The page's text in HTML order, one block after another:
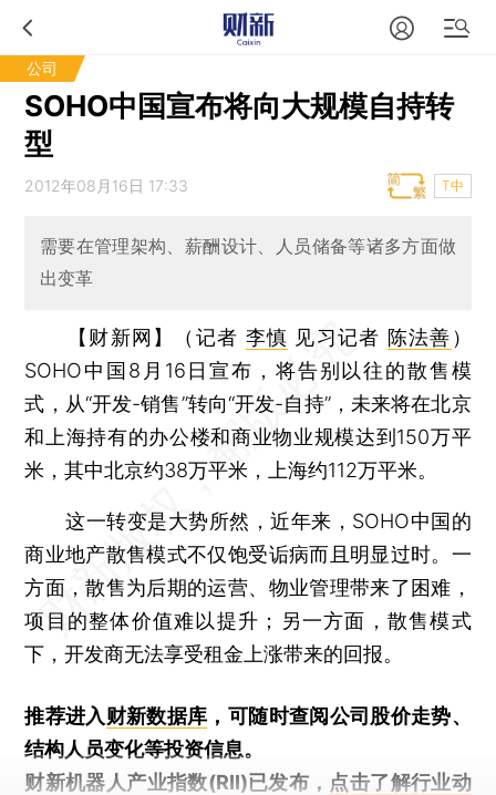
公司
SOHO中国宣布将向大规模自持转
型
2012年08月16日 17:33 T中
需要在管理架构、薪酬设计、人员储备等诸多方面做
出变革
【财新网】（记者 李慎 见习记者 陈法善 ）
SOHO中国8月16日宣布，将告别以往的散售模
式，从“开发-销售”转向“开发-自持”，未来将在北京
和上海持有的办公楼和商业物业规模达到150万平
米，其中北京约38万平米，上海约112万平米。
这一转变是大势所然，近年来，SOHO中国的
商业地产散售模式不仅饱受诟病而且明显过时。一
方面，散售为后期的运营、物业管理带来了困难，
项目的整体价值难以提升；另一方面，散售模式
下，开发商无法享受租金上涨带来的回报。
推荐进入财新数据库 ，可随时查阅公司股价走势、
结构人员变化等投资信息。
财新机器人产业指数(RII)已发布， 点击了解行业动